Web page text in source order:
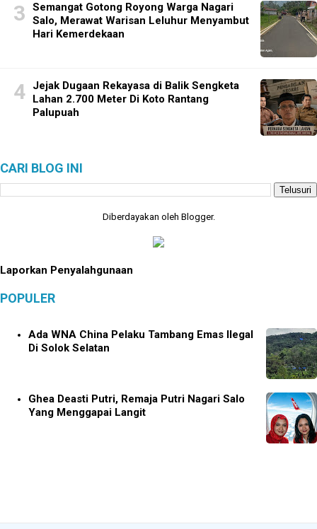
Semangat Gotong Royong Warga Nagari
Salo, Merawat Warisan Leluhur Menyambut
Hari Kemerdekaan
Jejak Dugaan Rekayasa di Balik Sengketa
Lahan 2.700 Meter Di Koto Rantang
Palupuah
CARI BLOG INI
Diberdayakan oleh Blogger.
Laporkan Penyalahgunaan
POPULER
Ada WNA China Pelaku Tambang Emas Ilegal
Di Solok Selatan
Ghea Deasti Putri, Remaja Putri Nagari Salo
Yang Menggapai Langit